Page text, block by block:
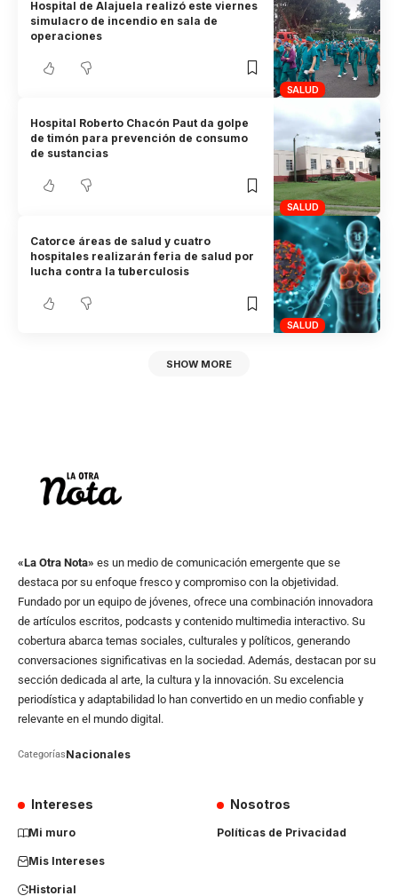
SALUD
Hospital de Alajuela realizó este viernes
simulacro de incendio en sala de
operaciones
SALUD
Hospital Roberto Chacón Paut da golpe
de timón para prevención de consumo
de sustancias
SALUD
Catorce áreas de salud y cuatro
hospitales realizarán feria de salud por
lucha contra la tuberculosis
SHOW MORE
«La Otra Nota» es un medio de comunicación emergente que se
destaca por su enfoque fresco y compromiso con la objetividad.
Fundado por un equipo de jóvenes, ofrece una combinación innovadora
de artículos escritos, podcasts y contenido multimedia interactivo. Su
cobertura abarca temas sociales, culturales y políticos, generando
conversaciones significativas en la sociedad. Además, destacan por su
sección dedicada al arte, la cultura y la innovación. Su excelencia
periodística y adaptabilidad lo han convertido en un medio confiable y
relevante en el mundo digital.
CategoríasNacionales
Intereses
Mi muro
Mis Intereses
Historial
Nosotros
Políticas de Privacidad